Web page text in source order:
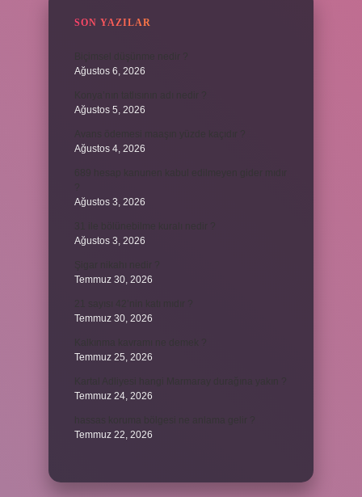
SON YAZILAR
Ağustos 6, 2026
Ağustos 5, 2026
Ağustos 4, 2026
Ağustos 3, 2026
Ağustos 3, 2026
Temmuz 30, 2026
Temmuz 30, 2026
Temmuz 25, 2026
Temmuz 24, 2026
Temmuz 22, 2026